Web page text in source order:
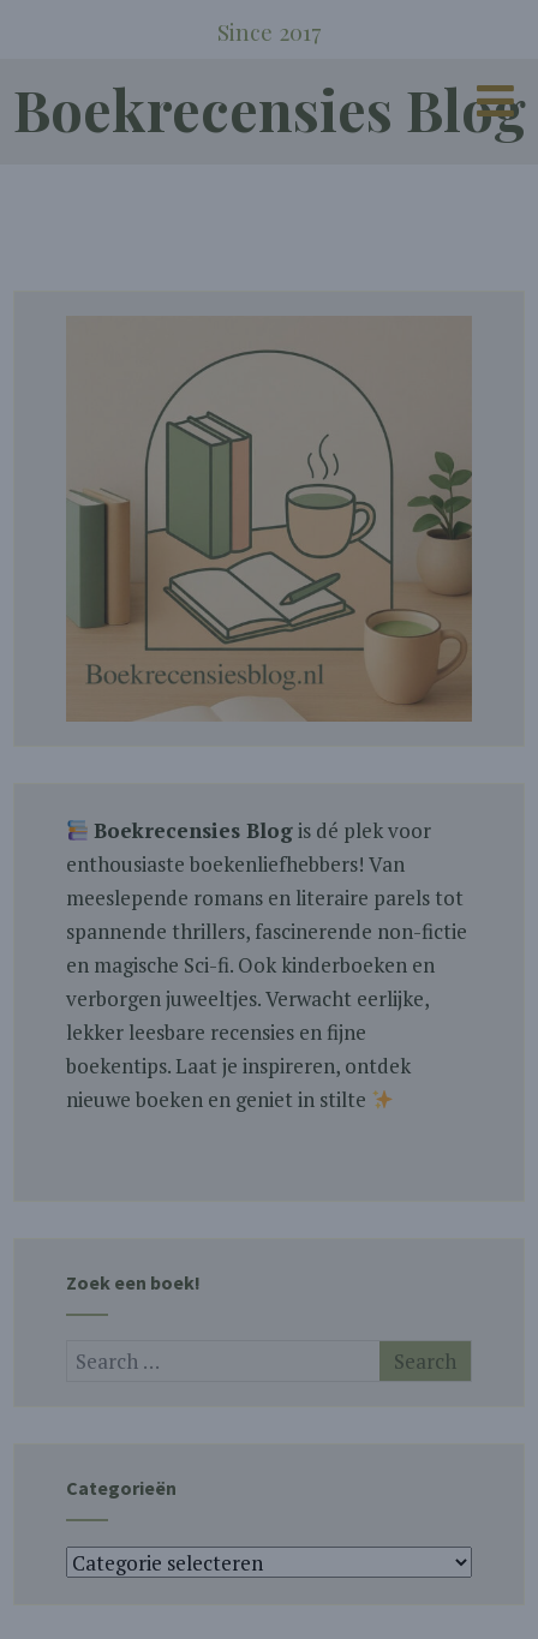
Since 2017
Boekrecensies Blog
Boekrecensies Blogis dé plek voor
enthousiaste boekenliefhebbers! Van
meeslepende romans en literaire parels tot
spannende thrillers, fascinerende non-fictie
en magische Sci-fi. Ook kinderboeken en
verborgen juweeltjes. Verwacht eerlijke,
lekker leesbare recensies en fijne
boekentips. Laat je inspireren, ontdek
nieuwe boeken en geniet in stilte
Zoek een boek!
Categorieën
Categorieën